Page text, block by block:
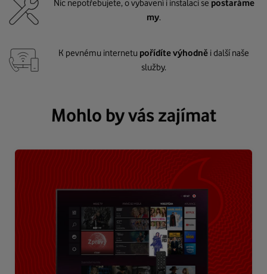
Nic nepotřebujete, o vybavení i instalaci se postaráme
my.
K pevnému internetu pořídíte výhodně i další naše
služby.
Mohlo by vás zajímat